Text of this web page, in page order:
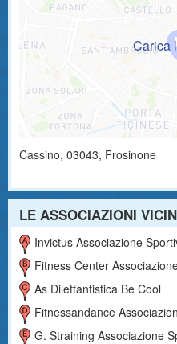
Cassino, 03043, Frosinone
LE ASSOCIAZIONI
Invictus Associazione
Fitness Center
As Dilettantistica Be Cool
Fitnessandance
G. Straining Associazione